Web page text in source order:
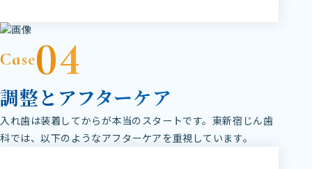
Case04
調整とアフターケア
入れ歯は装着してからが本当のスタートです。東新宿じん歯
科では、以下のようなアフターケアを重視しています。